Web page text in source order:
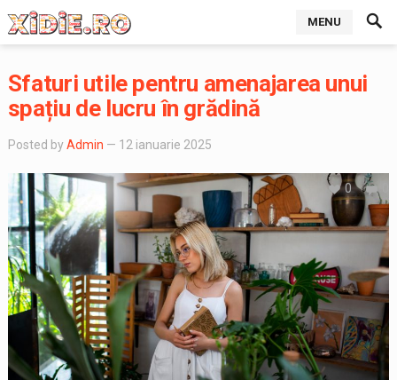
MENU
Sfaturi utile pentru amenajarea unui
spațiu de lucru în grădină
Posted by Admin — 12 ianuarie 2025
0